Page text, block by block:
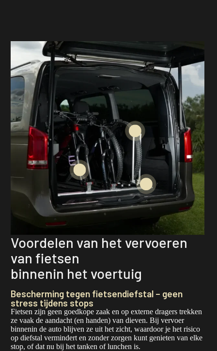
Voordelen van het vervoeren
van fietsen
binnenin het voertuig
Bescherming tegen fietsendiefstal – geen
stress tijdens stops
Fietsen zijn geen goedkope zaak en op externe dragers trekken
ze vaak de aandacht (en handen) van dieven. Bij vervoer
binnenin de auto blijven ze uit het zicht, waardoor je het risico
op diefstal vermindert en zonder zorgen kunt genieten van elke
stop, of dat nu bij het tanken of lunchen is.